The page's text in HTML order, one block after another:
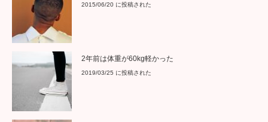
2015/06/20 に投稿された
2年前は体重が60kg軽かった
2019/03/25 に投稿された